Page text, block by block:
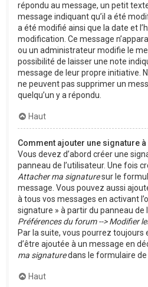
répondu au message, un petit
message indiquant qu’il a été
a été modifié ainsi que la date et
modification. Ce message
ou un administrateur modifie le
possibilité de laisser une note
message de leur propre initiative.
ne peuvent pas supprimer un
quelqu’un y a répondu.
Haut
Comment ajouter une signature
Vous devez d’abord créer une
panneau de l’utilisateur. Une fois
Attacher ma signaturesur le
message. Vous pouvez aussi
à tous vos messages en activant
signature » à partir du panneau de
Préférences du forum --> Modifier
Par la suite, vous pourrez
d’être ajoutée à un message en
ma signaturedans le formulaire de
Haut